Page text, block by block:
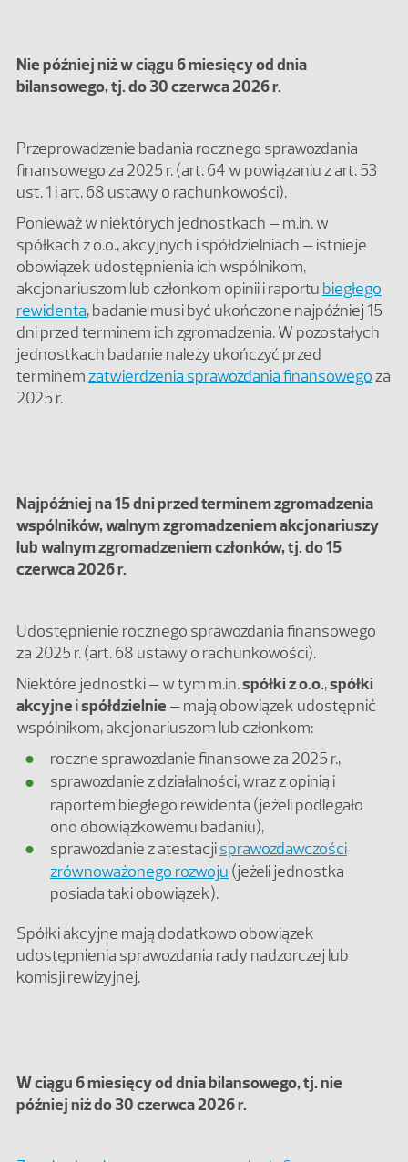
Nie później niż w ciągu 6 miesięcy od dnia
bilansowego, tj. do 30 czerwca 2026 r.
Przeprowadzenie badania rocznego sprawozdania
finansowego za 2025 r. (art. 64 w powiązaniu z art. 53
ust. 1 i art. 68 ustawy o rachunkowości).
Ponieważ w niektórych jednostkach – m.in. w
spółkach z o.o., akcyjnych i spółdzielniach – istnieje
obowiązek udostępnienia ich wspólnikom,
akcjonariuszom lub członkom opinii i raportu biegłego
rewidenta, badanie musi być ukończone najpóźniej 15
dni przed terminem ich zgromadzenia. W pozostałych
jednostkach badanie należy ukończyć przed
terminemzatwierdzenia sprawozdania finansowegoza
2025 r.
Najpóźniej na 15 dni przed terminem zgromadzenia
wspólników, walnym zgromadzeniem akcjonariuszy
lub walnym zgromadzeniem członków, tj. do 15
czerwca 2026 r.
Udostępnienie rocznego sprawozdania finansowego
za 2025 r. (art. 68 ustawy o rachunkowości).
Niektóre jednostki – w tym m.in.spółki z o.o.,spółki
akcyjne ispółdzielnie – mają obowiązek udostępnić
wspólnikom, akcjonariuszom lub członkom:
roczne sprawozdanie finansowe za 2025 r.,
sprawozdanie z działalności, wraz z opinią i
raportem biegłego rewidenta (jeżeli podlegało
ono obowiązkowemu badaniu),
sprawozdanie z atestacjisprawozdawczości
zrównoważonego rozwoju (jeżeli jednostka
posiada taki obowiązek).
Spółki akcyjne mają dodatkowo obowiązek
udostępnienia sprawozdania rady nadzorczej lub
komisji rewizyjnej.
W ciągu 6 miesięcy od dnia bilansowego, tj. nie
później niż do 30 czerwca 2026 r.